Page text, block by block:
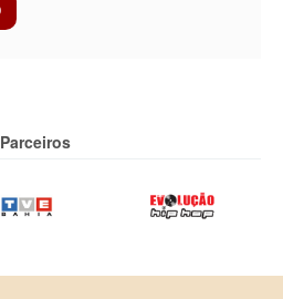
Parceiros